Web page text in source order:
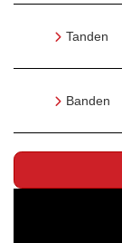
Tanden
Banden